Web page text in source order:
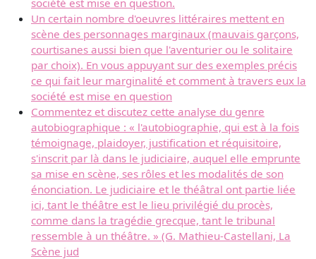
Un certain nombre d'oeuvres littéraires mettent en
scène des personnages marginaux (mauvais garçons,
courtisanes aussi bien que l'aventurier ou le solitaire
par choix). En vous appuyant sur des exemples précis
ce qui fait leur marginalité et comment à travers eux la
société est mise en question
Commentez et discutez cette analyse du genre
autobiographique : « l'autobiographie, qui est à la fois
témoignage, plaidoyer, justification et réquisitoire,
s'inscrit par là dans le judiciaire, auquel elle emprunte
sa mise en scène, ses rôles et les modalités de son
énonciation. Le judiciaire et le théâtral ont partie liée
ici, tant le théâtre est le lieu privilégié du procès,
comme dans la tragédie grecque, tant le tribunal
ressemble à un théâtre. » (G. Mathieu-Castellani, La
Scène jud